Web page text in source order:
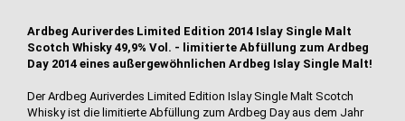
Ardbeg Auriverdes Limited Edition 2014 Islay Single Malt
Scotch Whisky 49,9% Vol. - limitierte Abfüllung zum Ardbeg
Day 2014 eines außergewöhnlichen Ardbeg Islay Single Malt!
Der Ardbeg Auriverdes Limited Edition Islay Single Malt Scotch
Whisky ist die limitierte Abfüllung zum Ardbeg Day aus dem Jahr